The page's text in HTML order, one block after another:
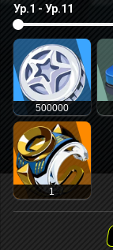
Ур.1 - Ур.11
500000
1